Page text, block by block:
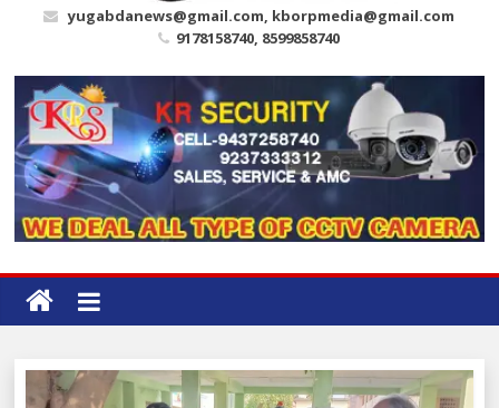
yugabdanews@gmail.com, kborpmedia@gmail.com
9178158740, 8599858740